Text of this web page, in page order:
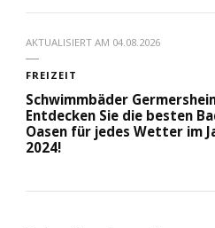
AKTUALISIERT AM 04.08.2026
FREIZEIT
Schwimmbäder
Entdecken Sie die besten
Oasen für jedes Wetter im
2024!